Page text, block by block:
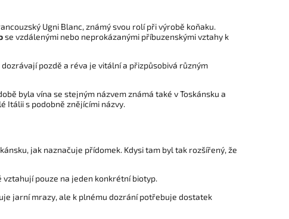
Ugni Blanc, známý svou rolí při výrobě koňaku.
se vzdálenými nebo neprokázanými příbuzenskými vztahy k
pozdě a réva je vitální a přizpůsobivá různým
byla vína se stejným názvem známá také v Toskánsku a
Itálii s podobně znějícími názvy.
jak naznačuje přídomek. Kdysi tam byl tak rozšířený, že
vztahují pouze na jeden konkrétní biotyp.
jarní mrazy, ale k plnému dozrání potřebuje dostatek